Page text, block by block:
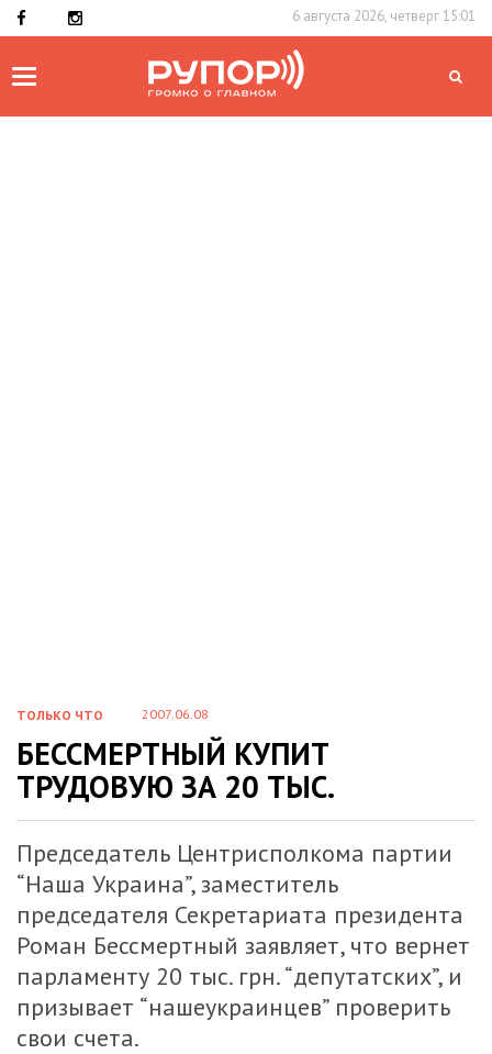
6 августа 2026, четверг 15:01
Toggle
ТОЛЬКО ЧТО 2007.06.08
БЕССМЕРТНЫЙ КУПИТ
ТРУДОВУЮ ЗА 20 ТЫС.
Председатель Центрисполкома партии
“Наша Украина”, заместитель
председателя Секретариата президента
Роман Бессмертный заявляет, что вернет
парламенту 20 тыс. грн. “депутатских”, и
призывает “нашеукраинцев” проверить
свои счета.